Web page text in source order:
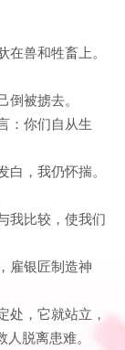
兽和牲畜上。
被掳去。
：你们自从生
，我仍怀揣。
我比较，使我们
雇银匠制造神
处，它就站立，
脱离患难。